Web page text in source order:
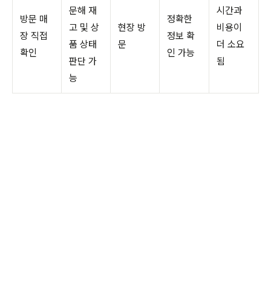
방문 매
장 직접
확인
문해 재
고 및 상
품 상태
판단 가
능
현장 방
문
정확한
정보 확
인 가능
시간과
비용이
더 소요
됨